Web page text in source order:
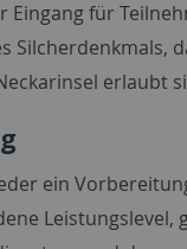
Eingang für
Silcherdenkmals,
erlaubt
ein
Leistungslevel,